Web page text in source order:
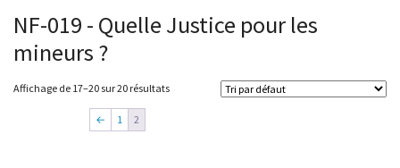
NF-019 - Quelle Justice pour les
mineurs ?
Affichage de 17–20 sur 20 résultats
← 1 2